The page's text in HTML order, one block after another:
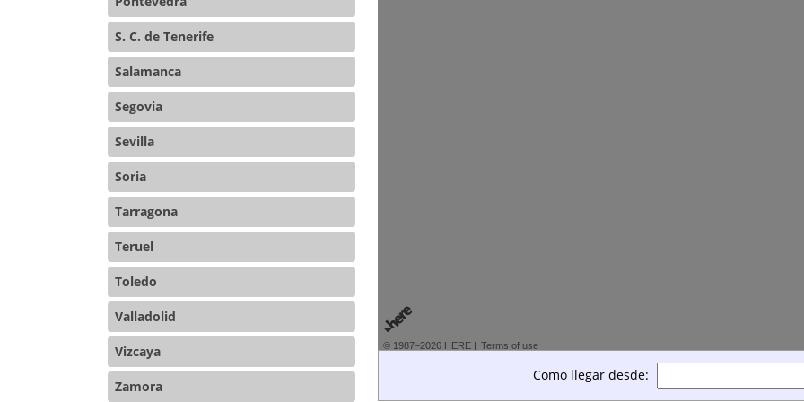
S. C. de Tenerife
Salamanca
Segovia
Sevilla
Soria
Tarragona
Teruel
Toledo
Valladolid
Vizcaya
Zamora
© 1987–2026 HERE | Terms of use
Como llegar desde: